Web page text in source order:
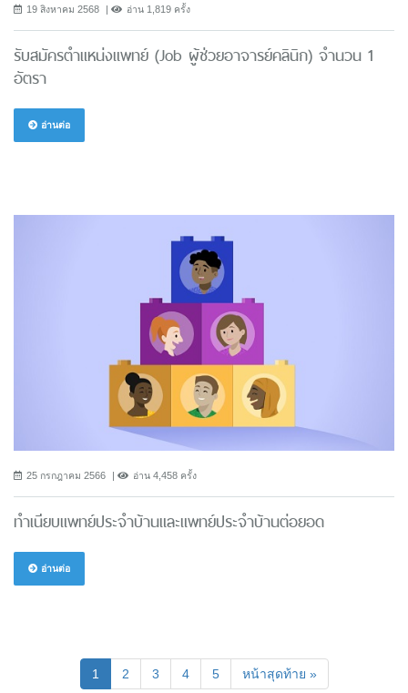
19 สิงหาคม 2568 อ่าน 1,819 ครั้ง
รับสมัครตำแหน่งแพทย์ (Job ผู้ช่วยอาจารย์คลินิก) จำนวน 1
อัตรา
อ่านต่อ
25 กรกฎาคม 2566 อ่าน 4,458 ครั้ง
ทำเนียบแพทย์ประจำบ้านและแพทย์ประจำบ้านต่อยอด
อ่านต่อ
1 (current)
2 3 4 5 หน้าสุดท้าย »